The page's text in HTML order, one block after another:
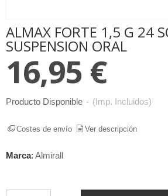
ALMAX FORTE 1,5 G 24
SUSPENSION ORAL
16,95 €
Producto Disponible - (Imp. Incluidos)
Costes de envío Ver descripción
Marca: Almirall